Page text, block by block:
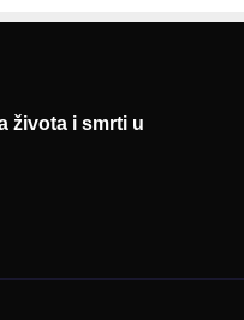
sajma
života i smrti u